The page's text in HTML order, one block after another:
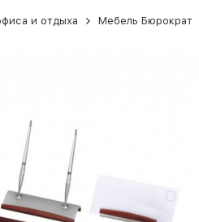
и отдыха Мебель Бюрократ